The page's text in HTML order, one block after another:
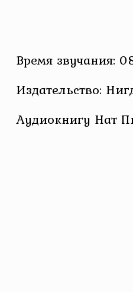
Время звучания:
Издательство:
Аудиокнигу Нат